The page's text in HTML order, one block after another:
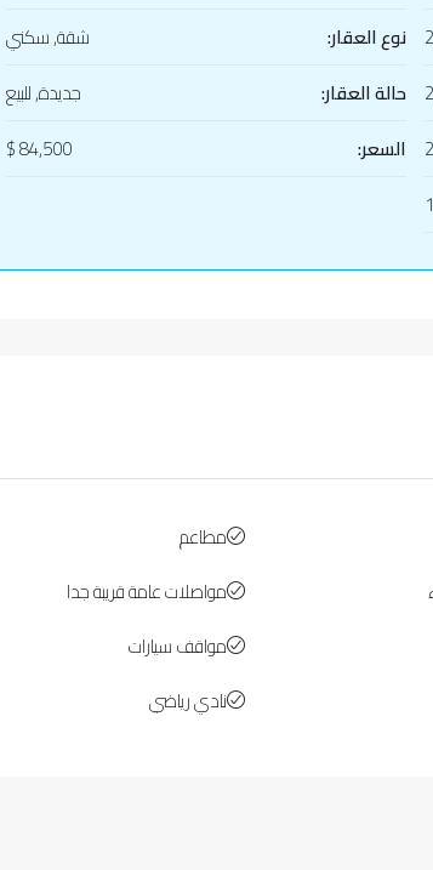
2
1
نوع العقار:
شقة, سكني
حالة العقار:
جديدة, للبيع
السعر:
84,500 $
مطاعم
مواصلات عامة قريبة جدا
مواقف سيارات
نادي رياضي